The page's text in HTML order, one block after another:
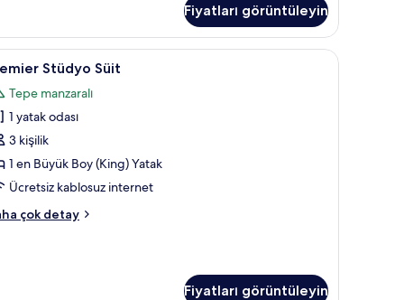
Fiyatları görüntüleyin
kaliteli yatak takımı, odada kasa, masaPremier Stüdyo Süit | Mısır pamuklu çarşaf
4 Stüdyo Süit
Tepe manzaralı
1 yatak odası
3 kişilik
1 en Büyük Boy (King) Yatak
Ücretsiz kablosuz internet
çok detay
Fiyatları görüntüleyin